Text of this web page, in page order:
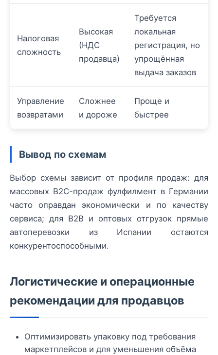
Налоговая
сложность
Высокая
(НДС
продавца)
Требуется
локальная
регистрация, но
упрощённая
выдача заказов
Управление
возвратами
Сложнее
и дороже
Проще и
быстрее
Вывод по схемам
Выбор схемы зависит от профиля продаж: для
массовых B2C-продаж фулфилмент в Германии
часто оправдан экономически и по качеству
сервиса; для B2B и оптовых отгрузок прямые
автоперевозки из Испании остаются
конкурентоспособными.
Логистические и операционные
рекомендации для продавцов
Оптимизировать упаковку под требования
маркетплейсов и для уменьшения объёма